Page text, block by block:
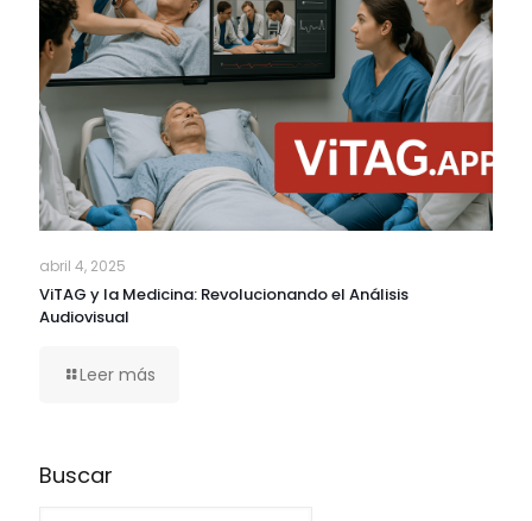
abril 4, 2025
ViTAG y la Medicina: Revolucionando el Análisis
Audiovisual
Leer más
Buscar